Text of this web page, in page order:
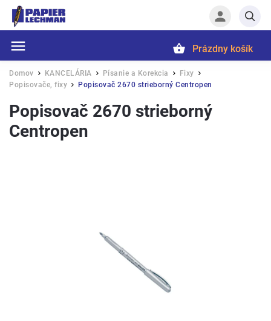
Hľadať
Prázdny košík
Domov / KANCELÁRIA / Písanie a Korekcia / Fixy /
Popisovače, fixy / Popisovač 2670 strieborný Centropen
Popisovač 2670 strieborný
Centropen